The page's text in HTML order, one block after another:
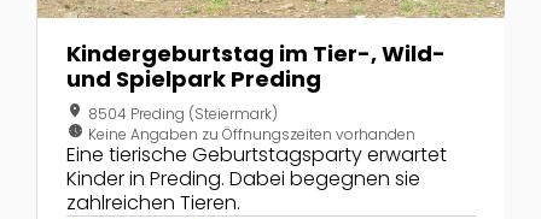
Kindergeburtstag im Tier-, Wild-
und Spielpark Preding
location_on 8504 Preding (Steiermark)
nest_clock_farsight_analog Keine Angaben zu Öffnungszeiten vorhanden
Eine tierische Geburtstagsparty erwartet
Kinder in Preding. Dabei begegnen sie
zahlreichen Tieren.